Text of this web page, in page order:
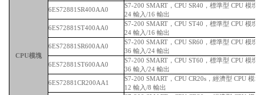
CPU模塊
6ES72881SR400AA0
S7-200 SMART，CPU SR40，標準型 CPU 模塊
24 輸入/16 輸出
6ES72881ST400AA0
S7-200 SMART，CPU ST40，標準型 CPU 模塊
24 輸入/16 輸出
6ES72881SR600AA0
S7-200 SMART，CPU SR60，標準型 CPU 模塊
36 輸入/24 輸出
6ES72881ST600AA0
S7-200 SMART，CPU ST60，標準型 CPU 模塊
36 輸入/24 輸出
6ES72881CR200AA1
S7-200 SMART，CPU CR20s，經濟型 CPU 模
12 輸入/8 輸出